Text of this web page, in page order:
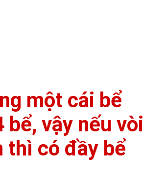
một cái bể
vậy nếu vòi
thì có đầy bể